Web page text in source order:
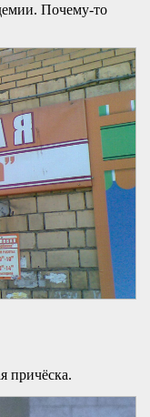
Почему-то
причёска.